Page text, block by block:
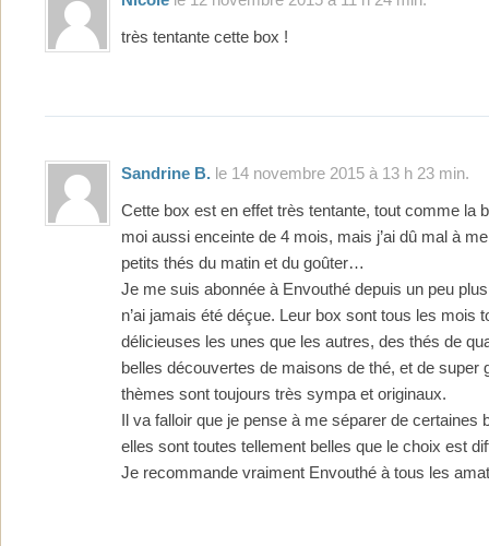
très tentante cette box !
Sandrine B. le 14 novembre 2015 à 13 h 23 min.
Cette box est en effet très tentante, tout comme la
moi aussi enceinte de 4 mois, mais j’ai dû mal à
petits thés du matin et du goûter…
Je me suis abonnée à Envouthé depuis un peu
n’ai jamais été déçue. Leur box sont tous les mois
délicieuses les unes que les autres, des thés de
belles découvertes de maisons de thé, et de super
thèmes sont toujours très sympa et originaux.
Il va falloir que je pense à me séparer de certaines
elles sont toutes tellement belles que le choix est
Je recommande vraiment Envouthé à tous les